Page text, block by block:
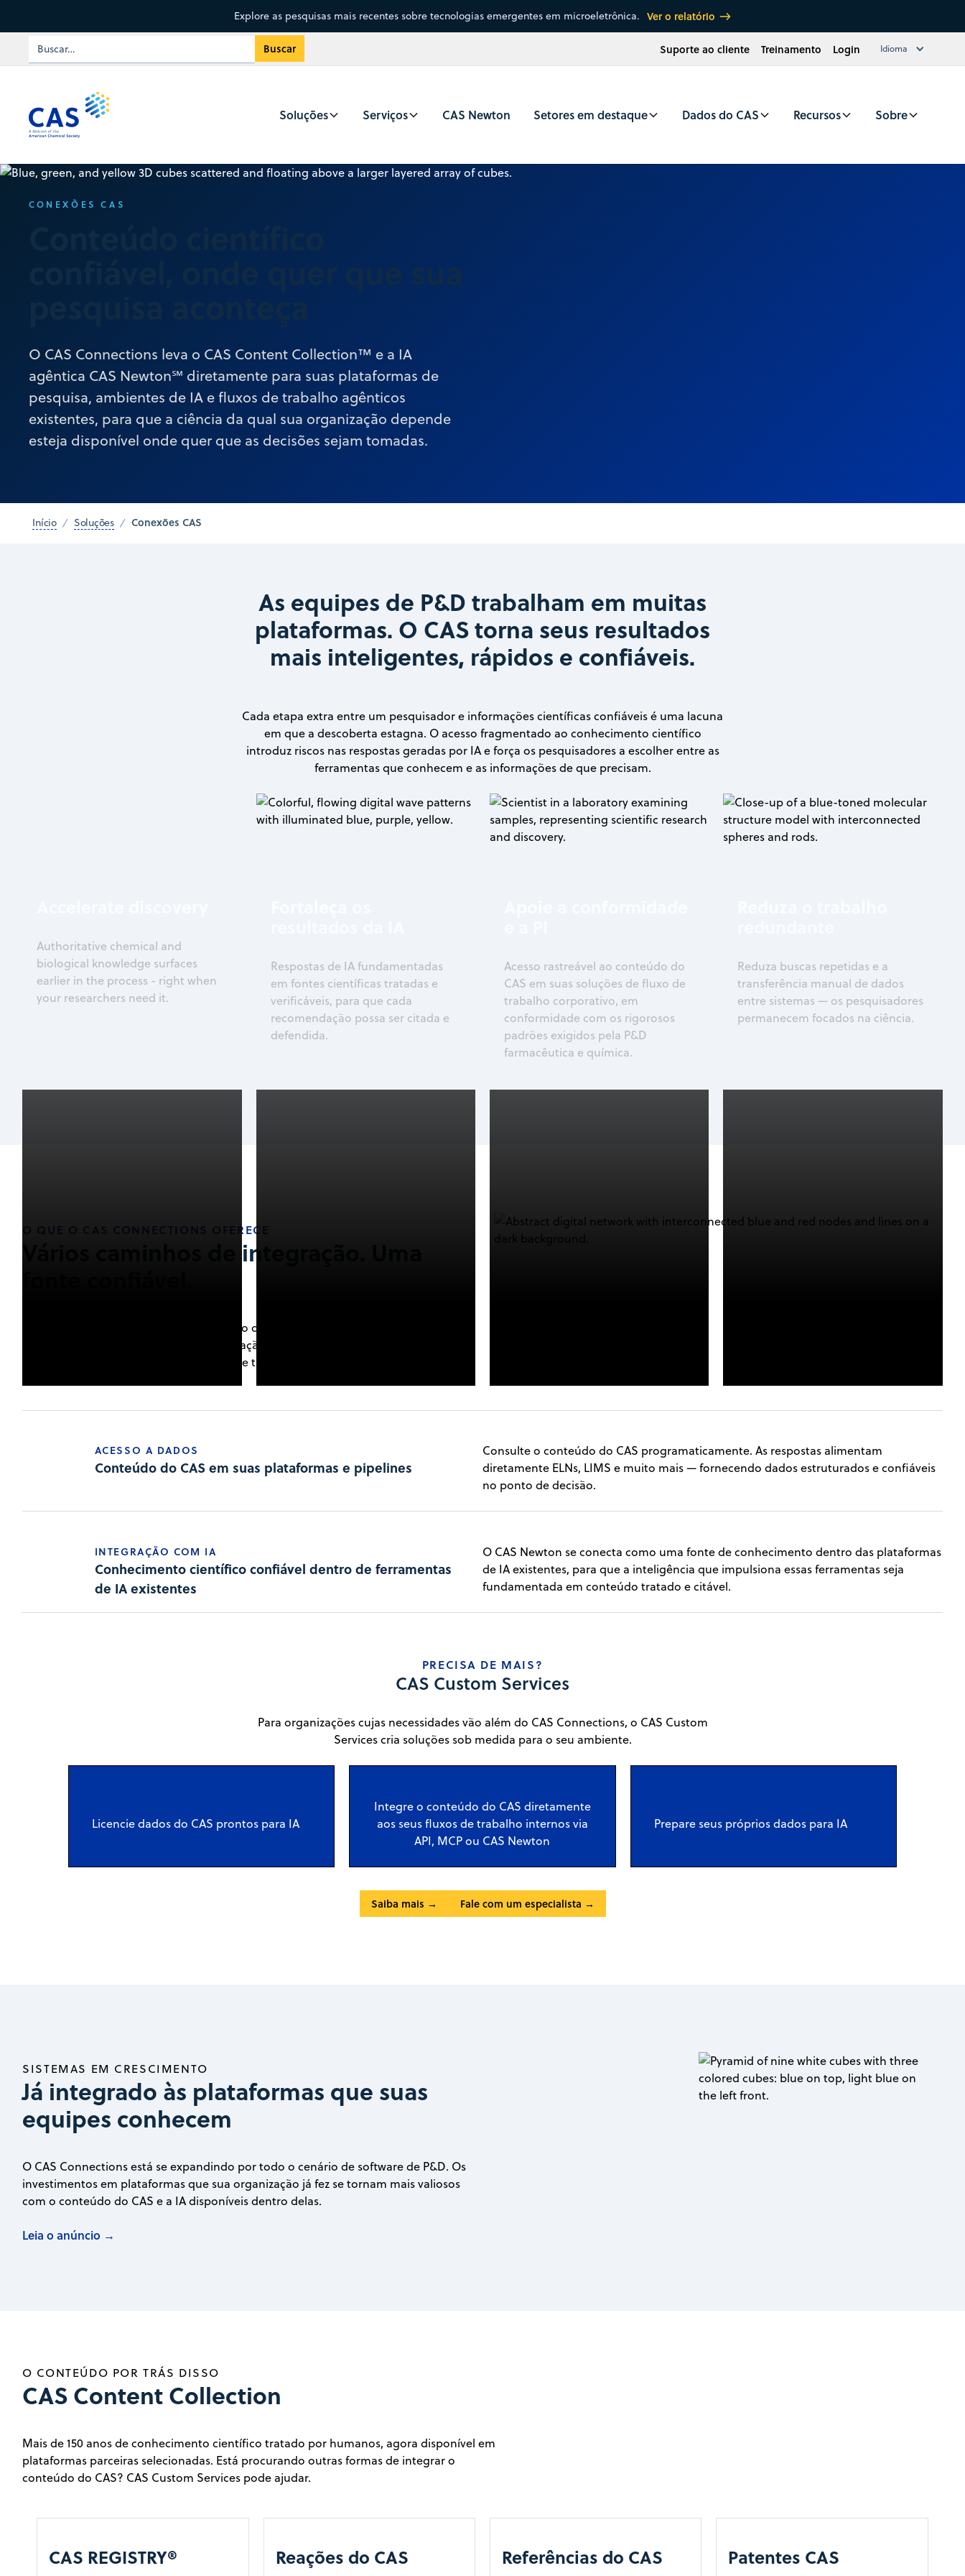
Explore as pesquisas mais recentes sobre tecnologias emergentes em microeletrônica. Ver o relatório
Suporte ao cliente Treinamento Login Idioma
Soluções Serviços CAS Newton Setores em destaque Dados do CAS Recursos Sobre
CONEXÕES CAS
confiável, onde quer que sua
O CAS Connections leva o CAS Content Collection™ e a IA
agêntica CAS Newton℠ diretamente para suas plataformas de
pesquisa, ambientes de IA e fluxos de trabalho agênticos
existentes, para que a ciência da qual sua organização depende
esteja disponível onde quer que as decisões sejam tomadas.
Início Soluções Conexões CAS
As equipes de P&D trabalham em muitas
plataformas. O CAS torna seus resultados
mais inteligentes, rápidos e confiáveis.
Cada etapa extra entre um pesquisador e informações científicas confiáveis é uma lacuna
em que a descoberta estagna. O acesso fragmentado ao conhecimento científico
introduz riscos nas respostas geradas por IA e força os pesquisadores a escolher entre as
ferramentas que conhecem e as informações de que precisam.
Authoritative chemical and
biological knowledge surfaces
earlier in the process - right when
your researchers need it.
Respostas de IA fundamentadas
em fontes científicas tratadas e
verificáveis, para que cada
recomendação possa ser citada e
defendida.
Acesso rastreável ao conteúdo do
CAS em suas soluções de fluxo de
trabalho corporativo, em
conformidade com os rigorosos
padrões exigidos pela P&D
farmacêutica e química.
Reduza buscas repetidas e a
transferência manual de dados
entre sistemas — os pesquisadores
permanecem focados na ciência.
O QUE O CAS CONNECTIONS OFERECE
Vários caminhos de integração. Uma
O CAS Connections incorpora o conteúdo do CAS e a IA agêntica CAS Newton às
suas ferramentas existentes. Cada integração se baseia em toda a profundidade do
nosso conhecimento científico confiável e tratado.
ACESSO A DADOS
Conteúdo do CAS em suas plataformas e pipelines
Consulte o conteúdo do CAS programaticamente. As respostas alimentam
diretamente ELNs, LIMS e muito mais — fornecendo dados estruturados e confiáveis
no ponto de decisão.
INTEGRAÇÃO COM IA
Conhecimento científico confiável dentro de ferramentas
de IA existentes
O CAS Newton se conecta como uma fonte de conhecimento dentro das plataformas
de IA existentes, para que a inteligência que impulsiona essas ferramentas seja
fundamentada em conteúdo tratado e citável.
PRECISA DE MAIS?
CAS Custom Services
Para organizações cujas necessidades vão além do CAS Connections, o CAS Custom
Services cria soluções sob medida para o seu ambiente.
Licencie dados do CAS prontos para IA
Integre o conteúdo do CAS diretamente
aos seus fluxos de trabalho internos via
API, MCP ou CAS Newton
Prepare seus próprios dados para IA
Saiba mais → Fale com um especialista →
SISTEMAS EM CRESCIMENTO
Já integrado às plataformas que suas
equipes conhecem
O CAS Connections está se expandindo por todo o cenário de software de P&D. Os
investimentos em plataformas que sua organização já fez se tornam mais valiosos
com o conteúdo do CAS e a IA disponíveis dentro delas.
Leia o anúncio →
O CONTEÚDO POR TRÁS DISSO
CAS Content Collection
Mais de 150 anos de conhecimento científico tratado por humanos, agora disponível em
plataformas parceiras selecionadas. Está procurando outras formas de integrar o
conteúdo do CAS? CAS Custom Services pode ajudar.
CAS REGISTRY® Reações do CAS Referências do CAS Patentes CAS